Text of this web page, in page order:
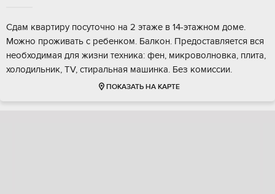
Сдам квартиру посуточно на 2 этаже в 14-этажном доме.
Можно проживать с ребенком. Балкон. Предоставляется вся
необходимая для жизни техника: фен, микроволновка, плита,
холодильник, TV, стиральная машинка. Без комиссии.
ПОКАЗАТЬ НА КАРТЕ